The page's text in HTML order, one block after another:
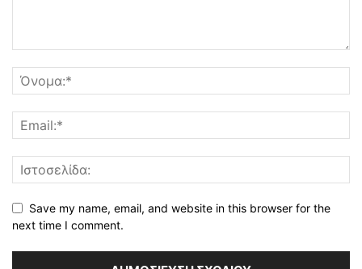
Save my name, email, and website in this browser for the
next time I comment.